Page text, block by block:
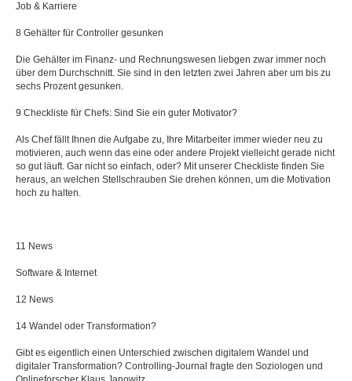
Job & Karriere
8 Gehälter für Controller gesunken
Die Gehälter im Finanz- und Rechnungswesen liebgen zwar immer noch
über dem Durchschnitt. Sie sind in den letzten zwei Jahren aber um bis zu
sechs Prozent gesunken.
9 Checkliste für Chefs: Sind Sie ein guter Motivator?
Als Chef fällt Ihnen die Aufgabe zu, Ihre Mitarbeiter immer wieder neu zu
motivieren, auch wenn das eine oder andere Projekt vielleicht gerade nicht
so gut läuft. Gar nicht so einfach, oder? Mit unserer Checkliste finden Sie
heraus, an welchen Stellschrauben Sie drehen können, um die Motivation
hoch zu halten.
11 News
Software & Internet
12 News
14 Wandel oder Transformation?
Gibt es eigentlich einen Unterschied zwischen digitalem Wandel und
digitaler Transformation? Controlling-Journal fragte den Soziologen und